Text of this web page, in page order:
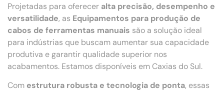
Projetadas para oferecer alta precisão, desempenho e
versatilidade, as Equipamentos para produção de
cabos de ferramentas manuais são a solução ideal
para indústrias que buscam aumentar sua capacidade
produtiva e garantir qualidade superior nos
acabamentos. Estamos disponíveis em Caxias do Sul.
Com estrutura robusta e tecnologia de ponta, essas